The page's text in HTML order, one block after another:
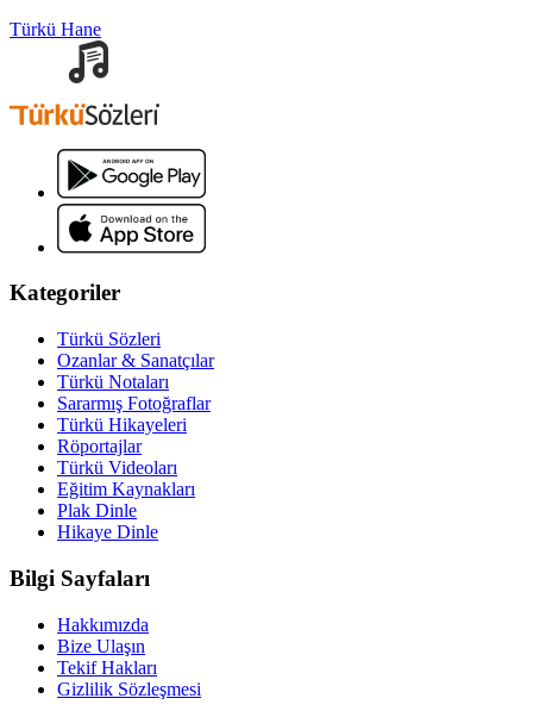
Türkü Hane
Kategoriler
Türkü Sözleri
Ozanlar & Sanatçılar
Türkü Notaları
Sararmış Fotoğraflar
Türkü Hikayeleri
Röportajlar
Türkü Videoları
Eğitim Kaynakları
Plak Dinle
Hikaye Dinle
Bilgi Sayfaları
Hakkımızda
Bize Ulaşın
Tekif Hakları
Gizlilik Sözleşmesi